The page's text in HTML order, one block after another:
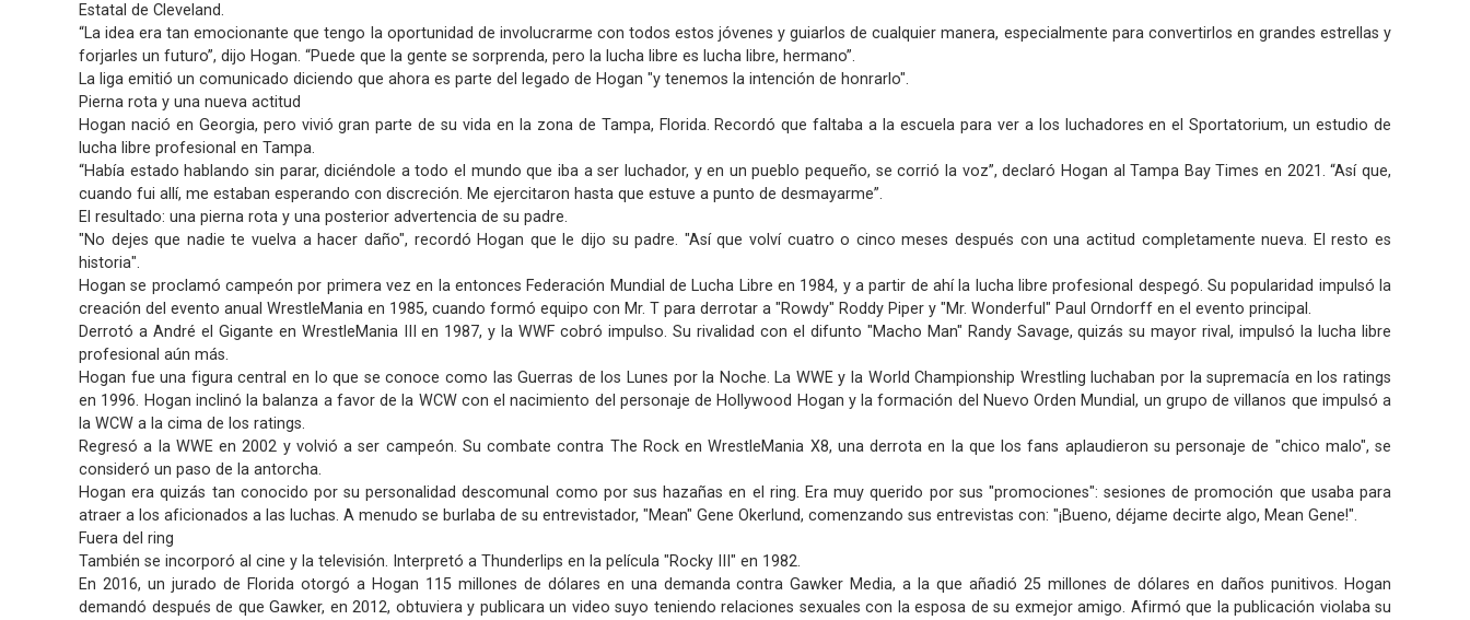
Estatal de Cleveland.
“La idea era tan emocionante que tengo la oportunidad de involucrarme con todos estos jóvenes y guiarlos de cualquier manera, especialmente para convertirlos en grandes estrellas y
forjarles un futuro”, dijo Hogan. “Puede que la gente se sorprenda, pero la lucha libre es lucha libre, hermano”.
La liga emitió un comunicado diciendo que ahora es parte del legado de Hogan "y tenemos la intención de honrarlo".
Pierna rota y una nueva actitud
Hogan nació en Georgia, pero vivió gran parte de su vida en la zona de Tampa, Florida. Recordó que faltaba a la escuela para ver a los luchadores en el Sportatorium, un estudio de
lucha libre profesional en Tampa.
“Había estado hablando sin parar, diciéndole a todo el mundo que iba a ser luchador, y en un pueblo pequeño, se corrió la voz”, declaró Hogan al Tampa Bay Times en 2021. “Así que,
cuando fui allí, me estaban esperando con discreción. Me ejercitaron hasta que estuve a punto de desmayarme”.
El resultado: una pierna rota y una posterior advertencia de su padre.
"No dejes que nadie te vuelva a hacer daño", recordó Hogan que le dijo su padre. "Así que volví cuatro o cinco meses después con una actitud completamente nueva. El resto es
historia".
Hogan se proclamó campeón por primera vez en la entonces Federación Mundial de Lucha Libre en 1984, y a partir de ahí la lucha libre profesional despegó. Su popularidad impulsó la
creación del evento anual WrestleMania en 1985, cuando formó equipo con Mr. T para derrotar a "Rowdy" Roddy Piper y "Mr. Wonderful" Paul Orndorff en el evento principal.
Derrotó a André el Gigante en WrestleMania III en 1987, y la WWF cobró impulso. Su rivalidad con el difunto "Macho Man" Randy Savage, quizás su mayor rival, impulsó la lucha libre
profesional aún más.
Hogan fue una figura central en lo que se conoce como las Guerras de los Lunes por la Noche. La WWE y la World Championship Wrestling luchaban por la supremacía en los ratings
en 1996. Hogan inclinó la balanza a favor de la WCW con el nacimiento del personaje de Hollywood Hogan y la formación del Nuevo Orden Mundial, un grupo de villanos que impulsó a
la WCW a la cima de los ratings.
Regresó a la WWE en 2002 y volvió a ser campeón. Su combate contra The Rock en WrestleMania X8, una derrota en la que los fans aplaudieron su personaje de "chico malo", se
consideró un paso de la antorcha.
Hogan era quizás tan conocido por su personalidad descomunal como por sus hazañas en el ring. Era muy querido por sus "promociones": sesiones de promoción que usaba para
atraer a los aficionados a las luchas. A menudo se burlaba de su entrevistador, "Mean" Gene Okerlund, comenzando sus entrevistas con: "¡Bueno, déjame decirte algo, Mean Gene!".
Fuera del ring
También se incorporó al cine y la televisión. Interpretó a Thunderlips en la película "Rocky III" en 1982.
En 2016, un jurado de Florida otorgó a Hogan 115 millones de dólares en una demanda contra Gawker Media, a la que añadió 25 millones de dólares en daños punitivos. Hogan
demandó después de que Gawker, en 2012, obtuviera y publicara un video suyo teniendo relaciones sexuales con la esposa de su exmejor amigo. Afirmó que la publicación violaba su